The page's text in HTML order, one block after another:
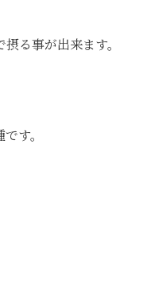
る事が出来ます。
す。